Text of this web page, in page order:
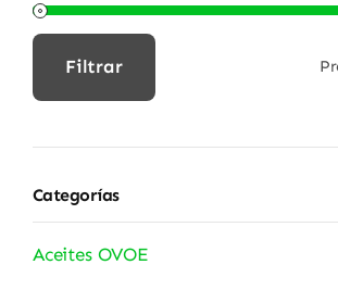
Filtrar
Categorías
Aceites OVOE